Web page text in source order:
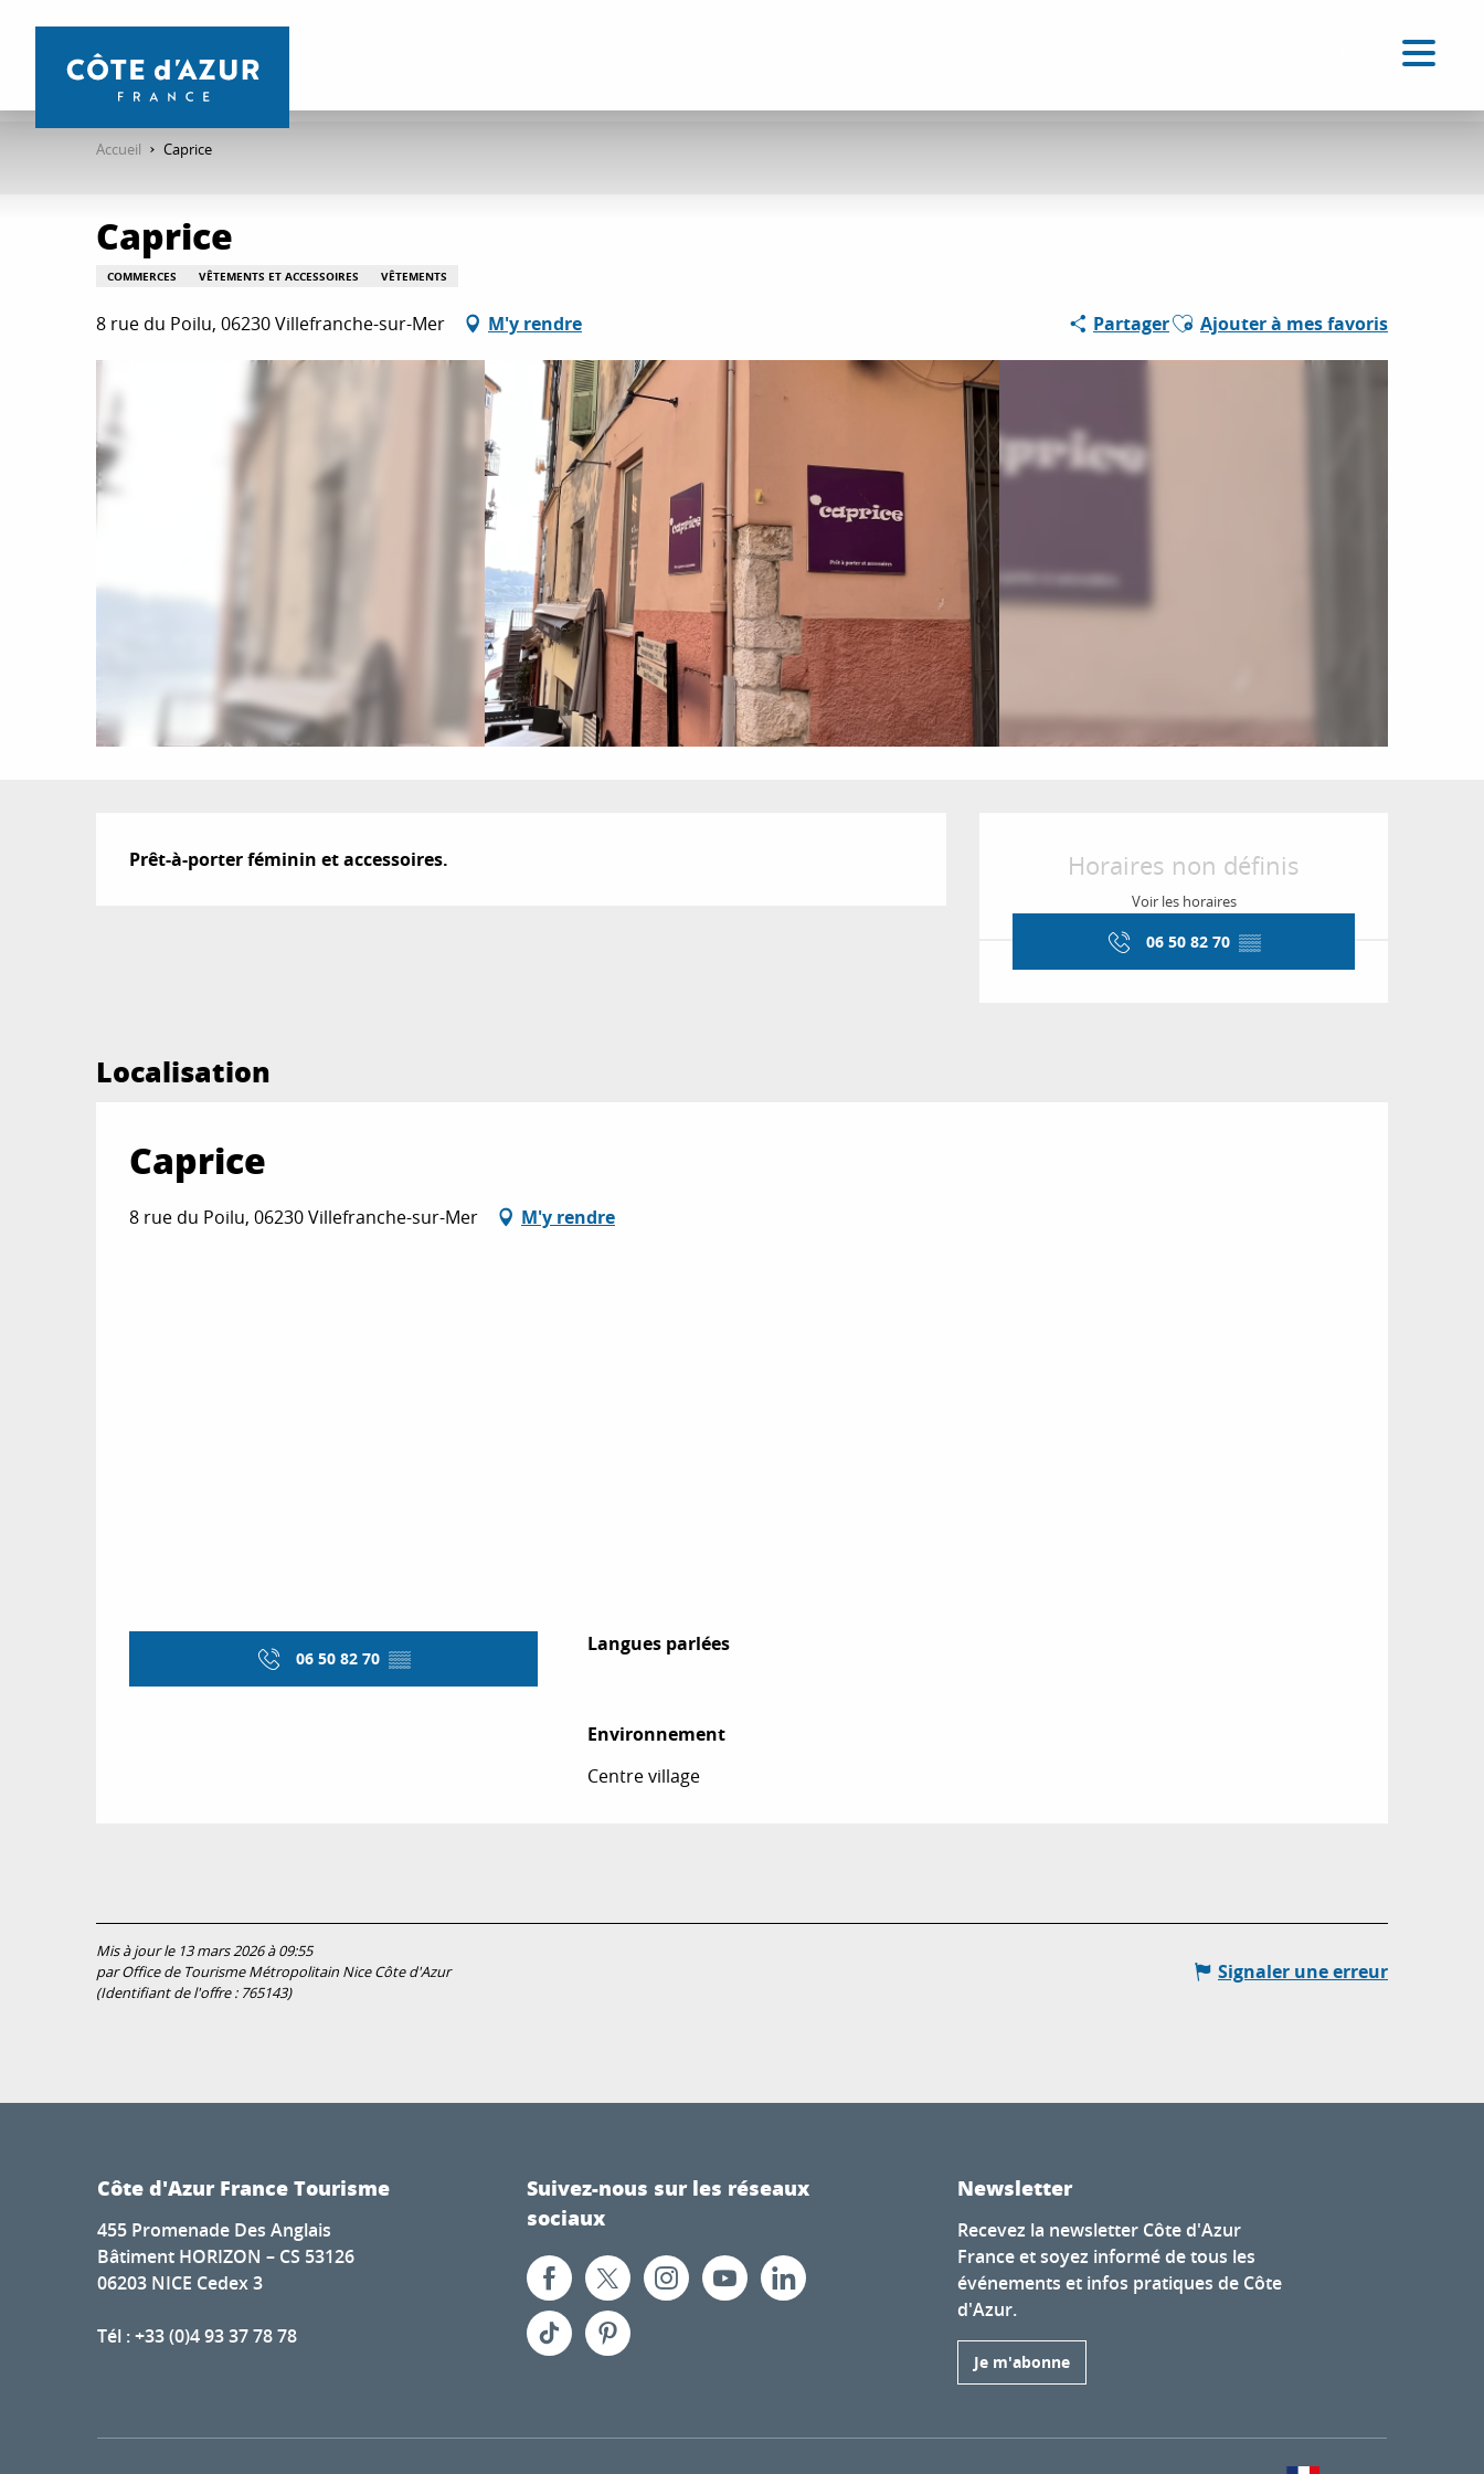
contenu
Accueil Caprice
Caprice
COMMERCES VÊTEMENTS ET ACCESSOIRES VÊTEMENTS
8 rue du Poilu, 06230 Villefranche-sur-Mer M'y rendre PartagerAjouter aux favoris
Ajouter à mes favoris
Ouverture et
Horaires non définis
Voir les horaires
06 50 82 70 ▒▒
Description
Prêt-à-porter féminin et accessoires.
Localisation
Caprice
8 rue du Poilu, 06230 Villefranche-sur-Mer M'y rendre
06 50 82 70 ▒▒
Langues parlées
Langues parlées
Environnement
Environnement
Centre village
Mis à jour le 13 mars 2026 à 09:55
par Office de Tourisme Métropolitain Nice Côte d'Azur
(Identifiant de l'offre : 765143)
Signaler une erreur
Côte d'Azur France Tourisme
455 Promenade Des Anglais
Bâtiment HORIZON – CS 53126
06203 NICE Cedex 3
Tél : +33 (0)4 93 37 78 78
Suivez-nous sur les réseaux
sociaux
Newsletter
Recevez la newsletter Côte d'Azur
France et soyez informé de tous les
événements et infos pratiques de Côte
d'Azur.
Je m'abonne